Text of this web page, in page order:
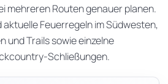
mehreren Routen genauer planen.
Feuerregeln im Südwesten,
und Trails sowie einzelne
Schließungen.